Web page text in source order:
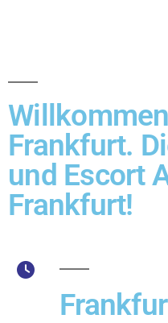
Frankfurt.
und Escort
Frankfurt!